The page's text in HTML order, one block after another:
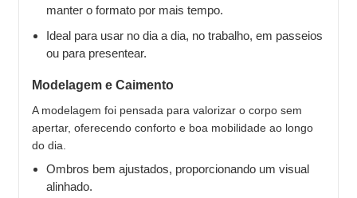
manter o formato por mais tempo.
Ideal para usar no dia a dia, no trabalho, em passeios
ou para presentear.
Modelagem e Caimento
A modelagem foi pensada para valorizar o corpo sem
apertar, oferecendo conforto e boa mobilidade ao longo
do dia.
Ombros bem ajustados, proporcionando um visual
alinhado.